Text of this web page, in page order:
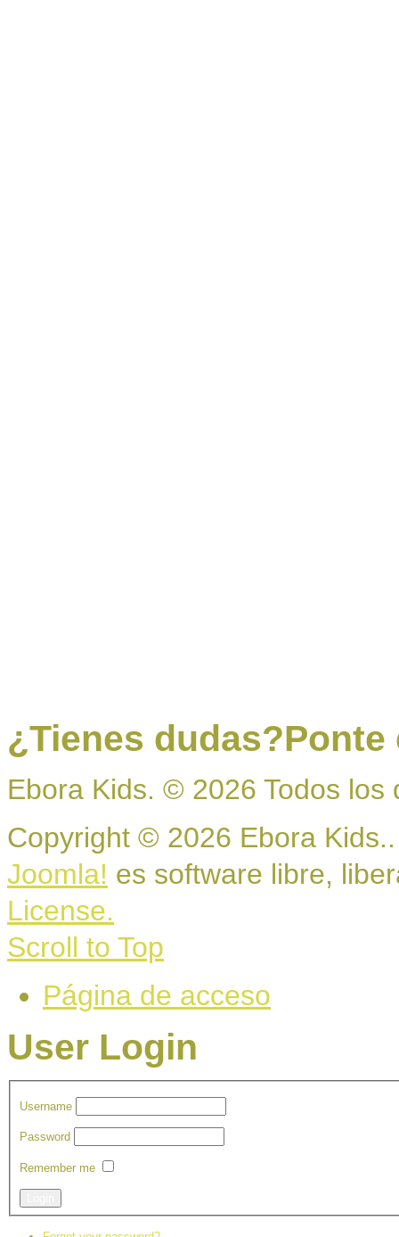
¿Tienes dudas?
Ebora Kids. © 2026 Todos los
Copyright © 2026 Ebora
Joomla! es software libre,
License.
Scroll to Top
Página de acceso
User Login
Username
Password
Remember me